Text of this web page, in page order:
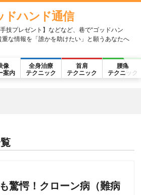
ドハンド通信
技プレゼント】などなど、巷で“ゴッドハン
重な情報を「誰かを助けたい」と願うあなたへ
像
案内
全身治療
テクニック
首肩
テクニック
腰痛
テクニック
驚愕！クローン病（難病